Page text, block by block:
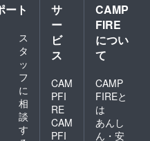
ート
ス
タ
ッ
フ
に
相
談
す
サ
ー
ビ
ス
CAM
PFI
RE
CAM
PFI
CAMP
FIRE
につい
て
CAMP
FIREと
は
あんし
ん・安